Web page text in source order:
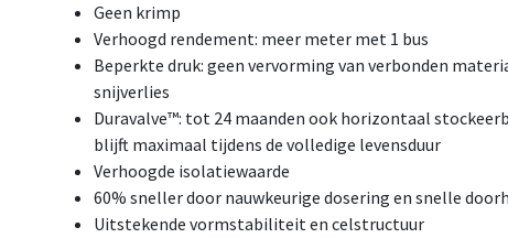
Geen krimp
Verhoogd rendement: meer meter met 1 bus
Beperkte druk: geen vervorming van verbonden
snijverlies
Duravalve™: tot 24 maanden ook horizontaal
blijft maximaal tijdens de volledige levensduur
Verhoogde isolatiewaarde
60% sneller door nauwkeurige dosering en snelle
Uitstekende vormstabiliteit en celstructuur